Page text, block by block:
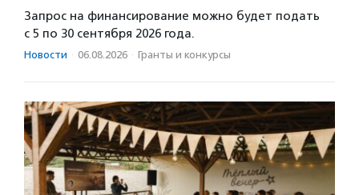
Запрос на финансирование можно будет подать
с 5 по 30 сентября 2026 года.
Новости · 06.08.2026 · Гранты и конкурсы